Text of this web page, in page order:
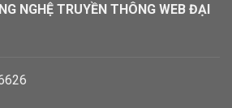
NGHỆ TRUYỀN THÔNG WEB ĐẠI